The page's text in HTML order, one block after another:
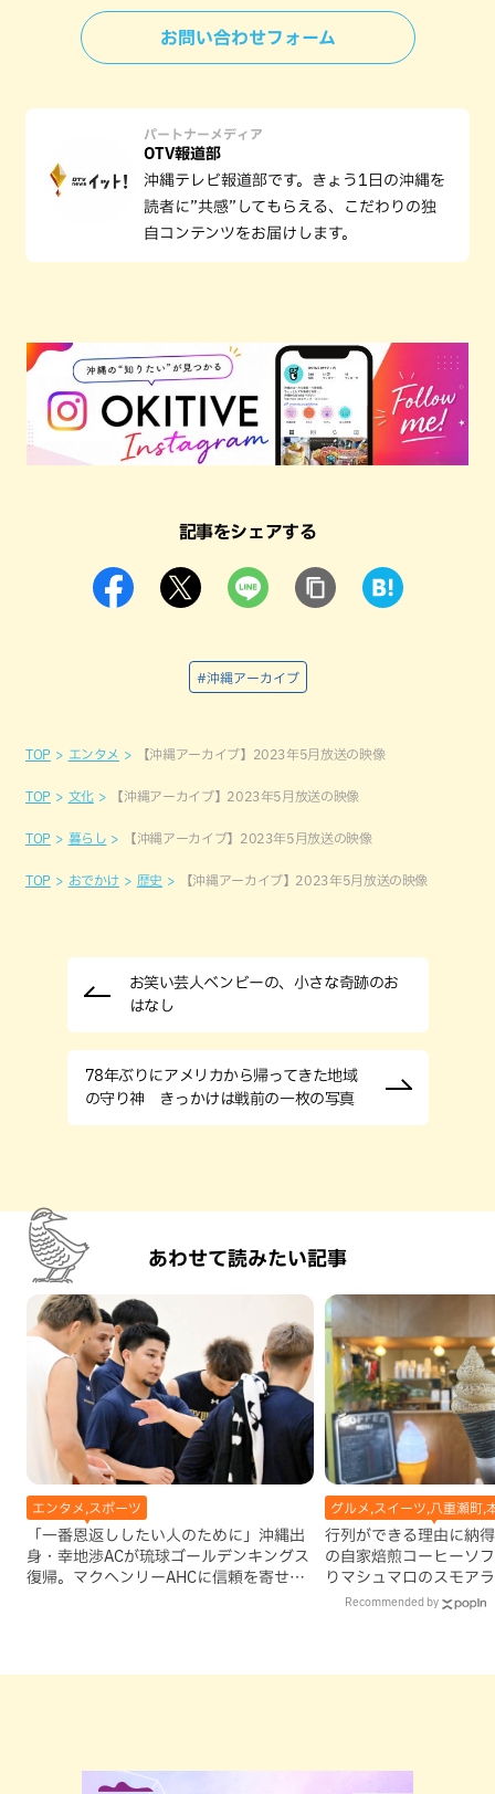
お問い合わせフォーム
パートナーメディア
OTV報道部
沖縄テレビ報道部です。きょう1日の沖縄を
読者に”共感”してもらえる、こだわりの独
自コンテンツをお届けします。
記事をシェアする
#沖縄アーカイブ
TOP エンタメ 【沖縄アーカイブ】2023年5月放送の映像
TOP 文化 【沖縄アーカイブ】2023年5月放送の映像
TOP 暮らし 【沖縄アーカイブ】2023年5月放送の映像
TOP おでかけ 歴史 【沖縄アーカイブ】2023年5月放送の映像
お笑い芸人ベンビーの、小さな奇跡のお
はなし
78年ぶりにアメリカから帰ってきた地域
の守り神 きっかけは戦前の一枚の写真
あわせて読みたい記事
エンタメ,スポーツ
「一番恩返ししたい人のために」沖縄出
身・幸地渉ACが琉球ゴールデンキングス
復帰。マクヘンリーAHCに信頼を寄せる
グルメ,スイーツ,八重瀬町,
行列ができる理由に納
の自家焙煎コーヒーソ
りマシュマロのスモア
瀬町）
Recommended by